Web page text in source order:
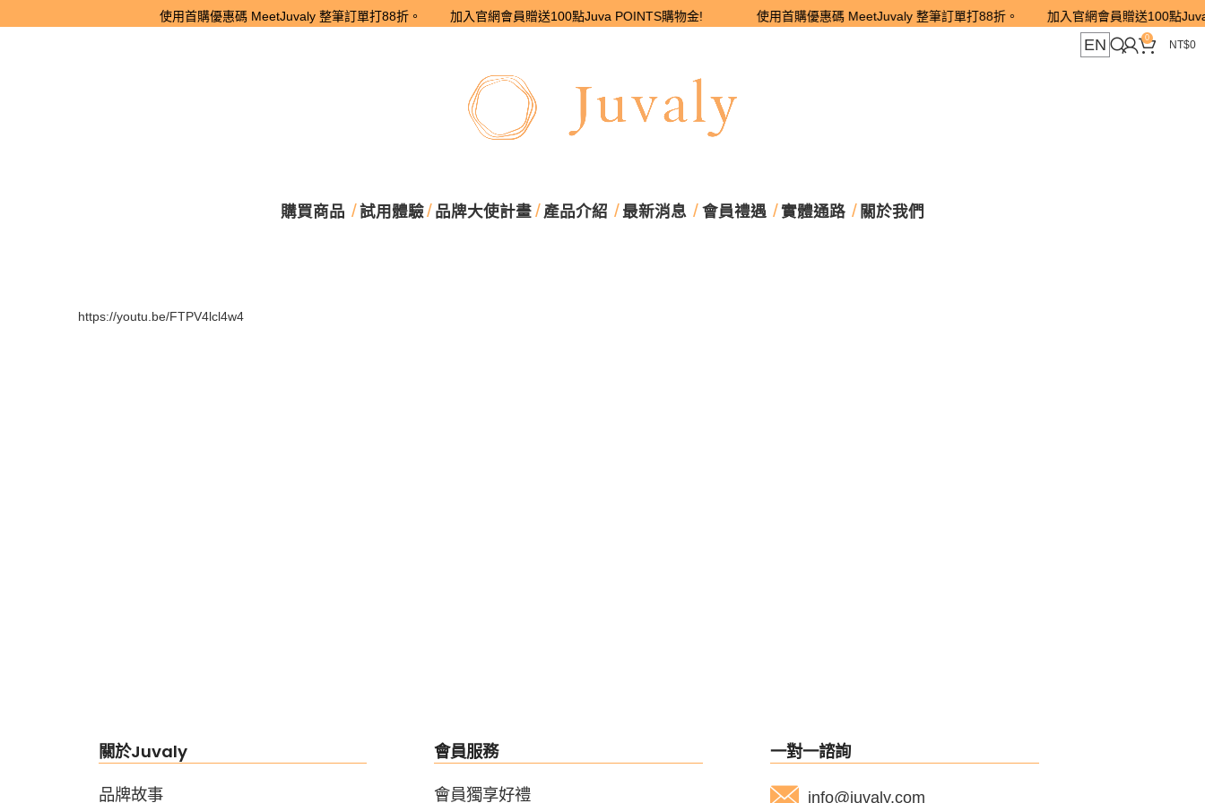
使用首購優惠碼 MeetJuvaly 整筆訂單打88折。 加入官網會員贈送100點Juva POINTS購物金! 使用首購優惠碼 MeetJuvaly 整筆訂單打88折。 加入官網會員贈送100點Juva
EN 0
NT$0
購買商品 試用體驗 品牌大使計畫 產品介紹 最新消息 會員禮遇 實體通路 關於我們
https://youtu.be/FTPV4lcl4w4
關於Juvaly
品牌故事
會員服務
會員獨享好禮
一對一諮詢
info@juvaly.com